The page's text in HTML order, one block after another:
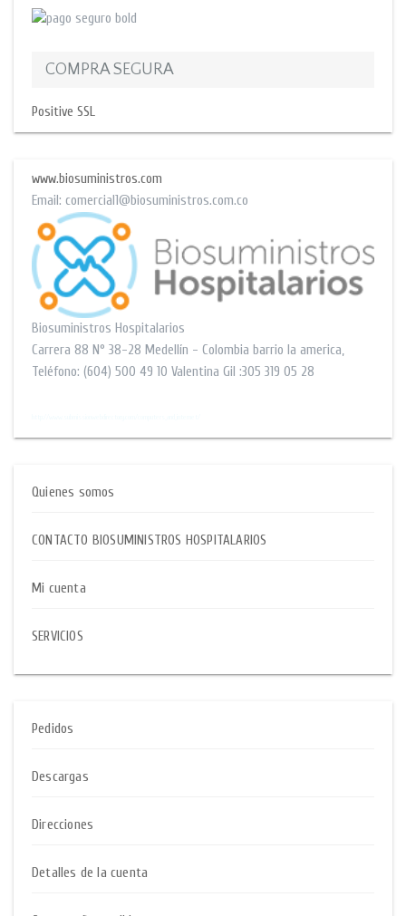
COMPRA SEGURA
Positive SSL
www.biosuministros.com
Email: comercial1@biosuministros.com.co
Biosuministros Hospitalarios
Carrera 88 N° 38-28 Medellín - Colombia barrio la america,
Teléfono: (604) 500 49 10 Valentina Gil :305 319 05 28
Quienes somos
CONTACTO BIOSUMINISTROS HOSPITALARIOS
Mi cuenta
SERVICIOS
Pedidos
Descargas
Direcciones
Detalles de la cuenta